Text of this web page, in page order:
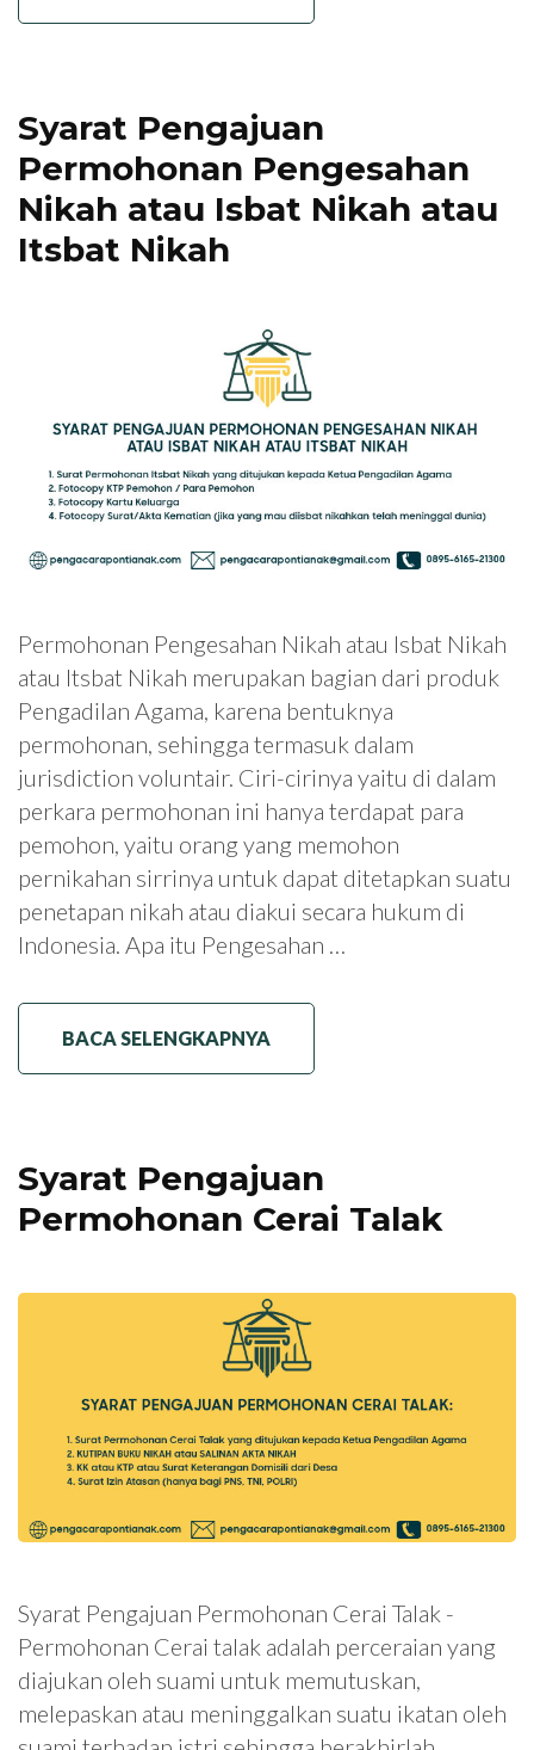
Syarat Pengajuan
Permohonan Pengesahan
Nikah atau Isbat Nikah atau
Itsbat Nikah
Permohonan Pengesahan Nikah atau Isbat Nikah
atau Itsbat Nikah merupakan bagian dari produk
Pengadilan Agama, karena bentuknya
permohonan, sehingga termasuk dalam
jurisdiction voluntair. Ciri-cirinya yaitu di dalam
perkara permohonan ini hanya terdapat para
pemohon, yaitu orang yang memohon
pernikahan sirrinya untuk dapat ditetapkan suatu
penetapan nikah atau diakui secara hukum di
Indonesia. Apa itu Pengesahan …
BACA SELENGKAPNYA
Syarat Pengajuan
Permohonan Cerai Talak
Syarat Pengajuan Permohonan Cerai Talak -
Permohonan Cerai talak adalah perceraian yang
diajukan oleh suami untuk memutuskan,
melepaskan atau meninggalkan suatu ikatan oleh